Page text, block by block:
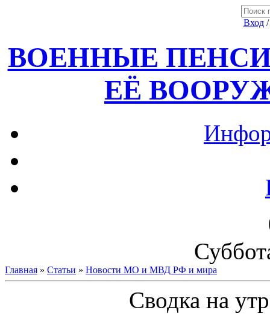
Вход
ВОЕННЫЕ
ЕЁ
Главная » Статьи » Новости МО и МВД РФ и мира
Сводка на